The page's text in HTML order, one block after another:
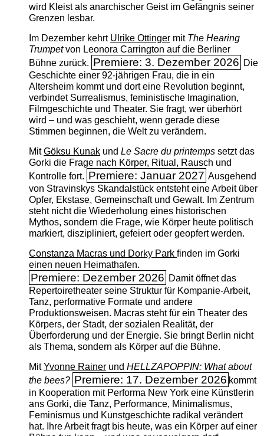
wird Kleist als anarchischer Geist im Gefängnis seiner
Grenzen lesbar.
Im Dezember kehrt Ulrike Ottingermit The ­Hearing
Trumpetvon Leonora Carrington auf die Berliner
Bühne zurück. Premiere: 3. Dezember 2026 Die
Geschichte einer 92-jährigen Frau, die in ein
Altersheim kommt und dort eine Revolution beginnt,
verbindet Surrealismus, feministische Imagination,
Filmgeschichte und Theater. Sie fragt, wer überhört
wird – und was geschieht, wenn gerade diese
Stimmen beginnen, die Welt zu verändern.
MitGöksu Kunakund Le Sacre du printempssetzt das
Gorki die Frage nach Körper, Ritual, Rausch und
Kontrolle fort. Premiere: Januar 2027 Ausgehend
von Stravinskys Skandalstück entsteht eine Arbeit über
Opfer, Ekstase, Gemeinschaft und Gewalt. Im Zentrum
steht nicht die Wiederholung eines historischen
Mythos, sondern die Frage, wie Körper heute politisch
markiert, diszipliniert, gefeiert oder geopfert werden.
Constanza Macras und Dorky Park finden im Gorki
einen neuen Heimathafen.
Premiere: Dezember 2026 Damit öffnet das
Repertoiretheater seine Struktur für Kompanie-Arbeit,
Tanz, performative Formate und andere
Produktionsweisen. Macras steht für ein Theater des
Körpers, der Stadt, der sozialen Realität, der
Überforderung und der Energie. Sie bringt Berlin nicht
als Thema, sondern als Körper auf die Bühne.
MitYvonne Rainerund HELLZAPOPPIN: What about
the bees? Premiere: 17. Dezember 2026 kommt
in Kooperation mit Performa New York eine Künstlerin
ans Gorki, die Tanz, Performance, Minimalismus,
Feminismus und Kunstgeschichte radikal verändert
hat. Ihre Arbeit fragt bis heute, was ein Körper auf einer